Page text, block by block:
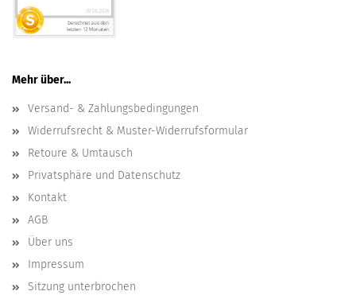
Mehr über...
Versand- & Zahlungsbedingungen
Widerrufsrecht & Muster-Widerrufsformular
Retoure & Umtausch
Privatsphäre und Datenschutz
Kontakt
AGB
Über uns
Impressum
Sitzung unterbrochen